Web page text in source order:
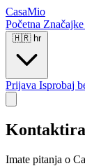
CasaMio
Početna Značajke
🇭🇷 hr
Prijava Isprobaj
Imate pitanja o